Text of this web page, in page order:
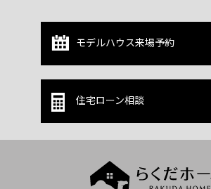
モデルハウス来場予約
住宅ローン相談